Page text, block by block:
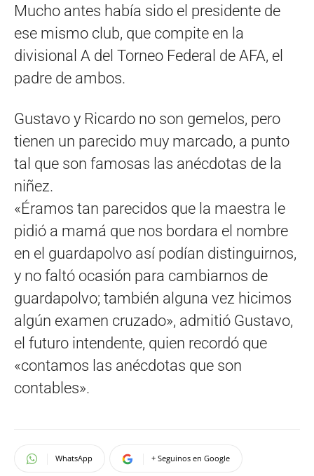
Mucho antes había sido el presidente de
ese mismo club, que compite en la
divisional A del Torneo Federal de AFA, el
padre de ambos.
Gustavo y Ricardo no son gemelos, pero
tienen un parecido muy marcado, a punto
tal que son famosas las anécdotas de la
niñez.
«Éramos tan parecidos que la maestra le
pidió a mamá que nos bordara el nombre
en el guardapolvo así podían distinguirnos,
y no faltó ocasión para cambiarnos de
guardapolvo; también alguna vez hicimos
algún examen cruzado», admitió Gustavo,
el futuro intendente, quien recordó que
«contamos las anécdotas que son
contables».
WhatsApp + Seguinos en Google